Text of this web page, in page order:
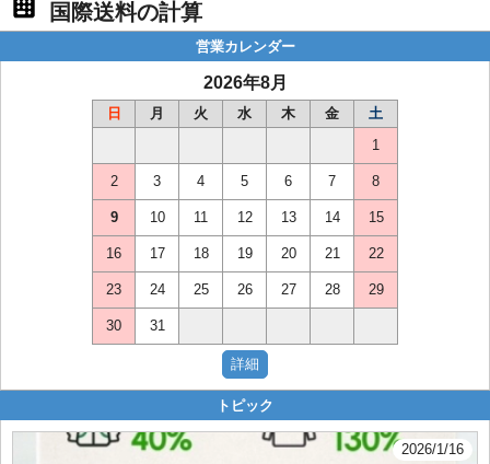
国際送料の計算
営業カレンダー
2026年8月
日 月 火 水 木 金
土
1
2 3 4 5 6 7 8
9 10 11 12 13 14 15
16 17 18 19 20 21 22
23 24 25 26 27 28 29
30 31
トピック
2026/1/16